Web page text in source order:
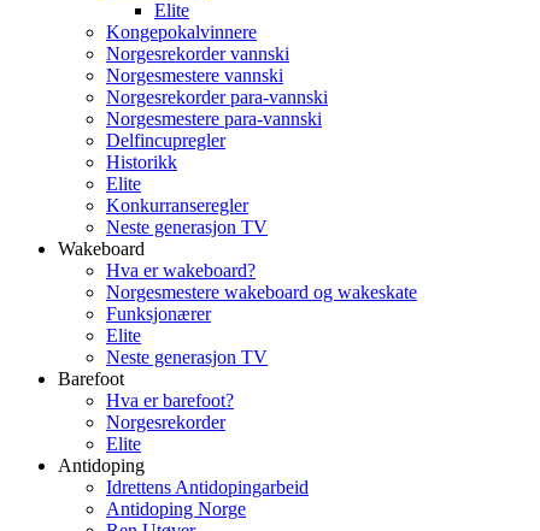
Elite
Kongepokalvinnere
Norgesrekorder vannski
Norgesmestere vannski
Norgesrekorder para-vannski
Norgesmestere para-vannski
Delfincupregler
Historikk
Elite
Konkurranseregler
Neste generasjon TV
Wakeboard
Hva er wakeboard?
Norgesmestere wakeboard og wakeskate
Funksjonærer
Elite
Neste generasjon TV
Barefoot
Hva er barefoot?
Norgesrekorder
Elite
Antidoping
Idrettens Antidopingarbeid
Antidoping Norge